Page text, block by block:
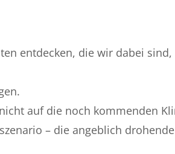
entdecken, die wir dabei
auf die noch kommenden
– die angeblich